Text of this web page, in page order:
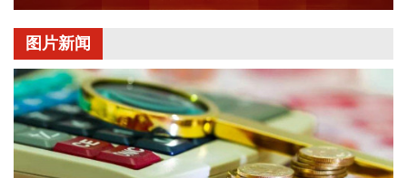
22.86km，东距红安站24.726km。
2026-08-08 09:30:17
据交汇点新闻，8月6日，江苏省政府与华为技术有限公司在南
京签署深化战略合作协议。根据协议，双方将发挥各自优势，
以人工智能为核心牵引，协同推进人工智能公共算力中心、城
市公共云、数据基础设施、人工智能赋能科学研究及社会治理
图片新闻